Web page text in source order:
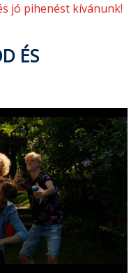
jó pihenést kívánunk!
ÉS